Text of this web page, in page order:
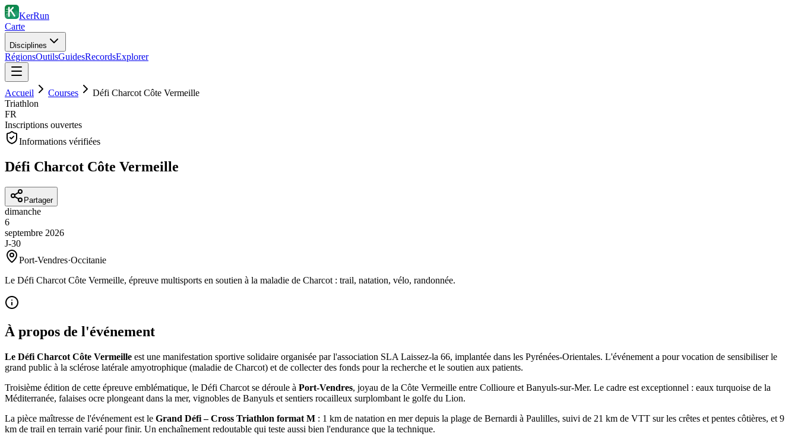
KerRun
Carte
Disciplines
RégionsOutilsGuidesRecordsExplorer
Accueil Courses
Défi Charcot Côte Vermeille
Triathlon
FR
Inscriptions ouvertes
Informations vérifiées
Défi Charcot Côte Vermeille
Partager
dimanche
6
septembre 2026
J-30
Port-Vendres·Occitanie
Le Défi Charcot Côte Vermeille, épreuve multisports en soutien à la maladie de Charcot : trail, natation, vélo, randonnée.
À propos de l'événement
Le Défi Charcot Côte Vermeille est une manifestation sportive solidaire organisée par l'association SLA Laissez-la 66, implantée dans les Pyrénées-Orientales. L'événement a pour vocation de sensibiliser le
grand public à la sclérose latérale amyotrophique (maladie de Charcot) et de collecter des fonds pour la recherche et le soutien aux patients.
Troisième édition de cette épreuve emblématique, le Défi Charcot se déroule à Port-Vendres, joyau de la Côte Vermeille entre Collioure et Banyuls-sur-Mer. Le cadre est exceptionnel : eaux turquoise de la
Méditerranée, falaises ocre plongeant dans la mer, vignobles de Banyuls et sentiers rocailleux surplombant le golfe du Lion.
La pièce maîtresse de l'événement est le Grand Défi – Cross Triathlon format M : 1 km de natation en mer depuis la plage de Bernardi à Paulilles, suivi de 21 km de VTT sur les crêtes et pentes côtières, et 9
km de trail en terrain varié pour finir. Un enchaînement redoutable qui teste aussi bien l'endurance que la technique.